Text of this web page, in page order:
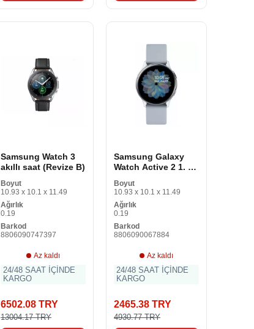
Samsung Watch 3
akıllı saat (Revize B)
Boyut
10.93 x 10.1 x 11.49
Ağırlık
0.19
Barkod
8806090747397
Az kaldı
24/48 SAAT İÇİNDE
KARGO
6502.08 TRY
13004.17 TRY
Samsung Galaxy
Watch Active 2 1. 2
Boyut
10.93 x 10.1 x 11.49
Ağırlık
0.19
Barkod
8806090067884
Az kaldı
24/48 SAAT İÇİNDE
KARGO
2465.38 TRY
4930.77 TRY